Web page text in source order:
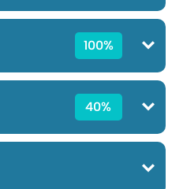
100%
40%